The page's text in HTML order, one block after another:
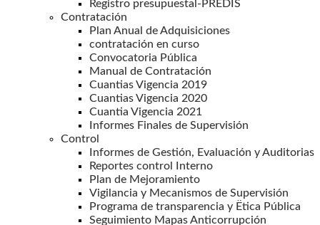
Registro presupuestal-PREDIS
Contratación
Plan Anual de Adquisiciones
contratación en curso
Convocatoria Pública
Manual de Contratación
Cuantias Vigencia 2019
Cuantias Vigencia 2020
Cuantia Vigencia 2021
Informes Finales de Supervisión
Control
Informes de Gestión, Evaluación y Auditorias
Reportes control Interno
Plan de Mejoramiento
Vigilancia y Mecanismos de Supervisión
Programa de transparencia y Ëtica Pública
Seguimiento Mapas Anticorrupción